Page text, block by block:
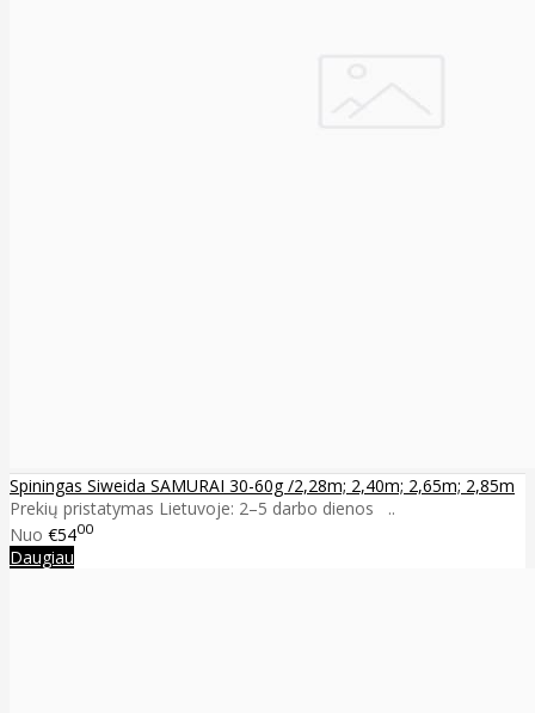
Spiningas Siweida SAMURAI 30-60g /2,28m; 2,40m; 2,65m; 2,85m
Prekių pristatymas Lietuvoje: 2–5 darbo dienos ..
Nuo €5400
Daugiau